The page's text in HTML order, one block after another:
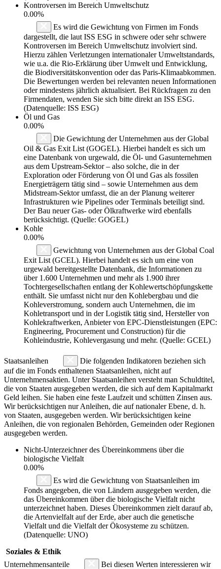
Kontroversen im Bereich Umweltschutz
0.00%
Es wird die Gewichtung von Firmen im Fonds
dargestellt, die laut ISS ESG in schwere oder sehr schwere
Kontroversen im Bereich Umweltschutz involviert sind.
Hierzu zählen Verletzungen internationaler Umweltstandards,
wie u.a. die Rio-Erklärung über Umwelt und Entwicklung,
die Biodiversitätskonvention oder das Paris-Klimaabkommen.
Die Bewertungen werden bei relevanten neuen Informationen
oder mindestens jährlich aktualisiert. Bei Rückfragen zu den
Firmendaten, wenden Sie sich bitte direkt an ISS ESG.
(Datenquelle: ISS ESG)
Öl und Gas
0.00%
Die Gewichtung der Unternehmen aus der Global
Oil & Gas Exit List (GOGEL). Hierbei handelt es sich um
eine Datenbank von urgewald, die Öl- und Gasunternehmen
aus dem Upstream-Sektor – also solche, die in der
Exploration oder Förderung von Öl und Gas als fossilen
Energieträgern tätig sind – sowie Unternehmen aus dem
Midstream-Sektor umfasst, die an der Planung weiterer
Infrastrukturen wie Pipelines oder Terminals beteiligt sind.
Der Bau neuer Gas- oder Ölkraftwerke wird ebenfalls
berücksichtigt. (Quelle: GOGEL)
Kohle
0.00%
Gewichtung von Unternehmen aus der Global Coal
Exit List (GCEL). Hierbei handelt es sich um eine von
urgewald bereitgestellte Datenbank, die Informationen zu
über 1.600 Unternehmen und mehr als 1.900 ihrer
Tochtergesellschaften entlang der Kohlewertschöpfungskette
enthält. Sie umfasst nicht nur den Kohlebergbau und die
Kohleverstromung, sondern auch Unternehmen, die im
Kohletransport und in der Logistik tätig sind, Hersteller von
Kohlekraftwerken, Anbieter von EPC-Dienstleistungen (EPC:
Engineering, Procurement und Construction) für die
Kohleindustrie, Kohlevergasung und mehr. (Quelle: GCEL)
Staatsanleihen
Die folgenden Indikatoren beziehen sich
auf die im Fonds enthaltenen Staatsanleihen, nicht auf
Unternehmensaktien. Unter Staatsanleihen versteht man Schuldtitel,
die von Staaten ausgegeben werden, die sich auf dem Kapitalmarkt
Geld leihen. Sie haben eine feste Laufzeit und schütten Zinsen aus.
Wir berücksichtigen nur Anleihen, die auf nationaler Ebene, d. h.
von Staaten, ausgegeben werden. Wir berücksichtigen keine
Anleihen, die von regionalen Behörden, Gemeinden oder Regionen
ausgegeben werden.
Nicht-Unterzeichner des Übereinkommens über die
biologische Vielfalt
0.00%
Es wird die Gewichtung von Staatsanleihen im
Fonds angegeben, die von Ländern ausgegeben werden, die
das Übereinkommen über die biologische Vielfalt nicht
unterzeichnet haben. Dieses Übereinkommen zielt darauf ab,
die Artenvielfalt auf der Erde, aber auch die genetische
Vielfalt und die Vielfalt der Ökosysteme zu schützen.
(Datenquelle: UNO)
Soziales & Ethik
Unternehmensanteile
Bei diesen Werten interessieren wir